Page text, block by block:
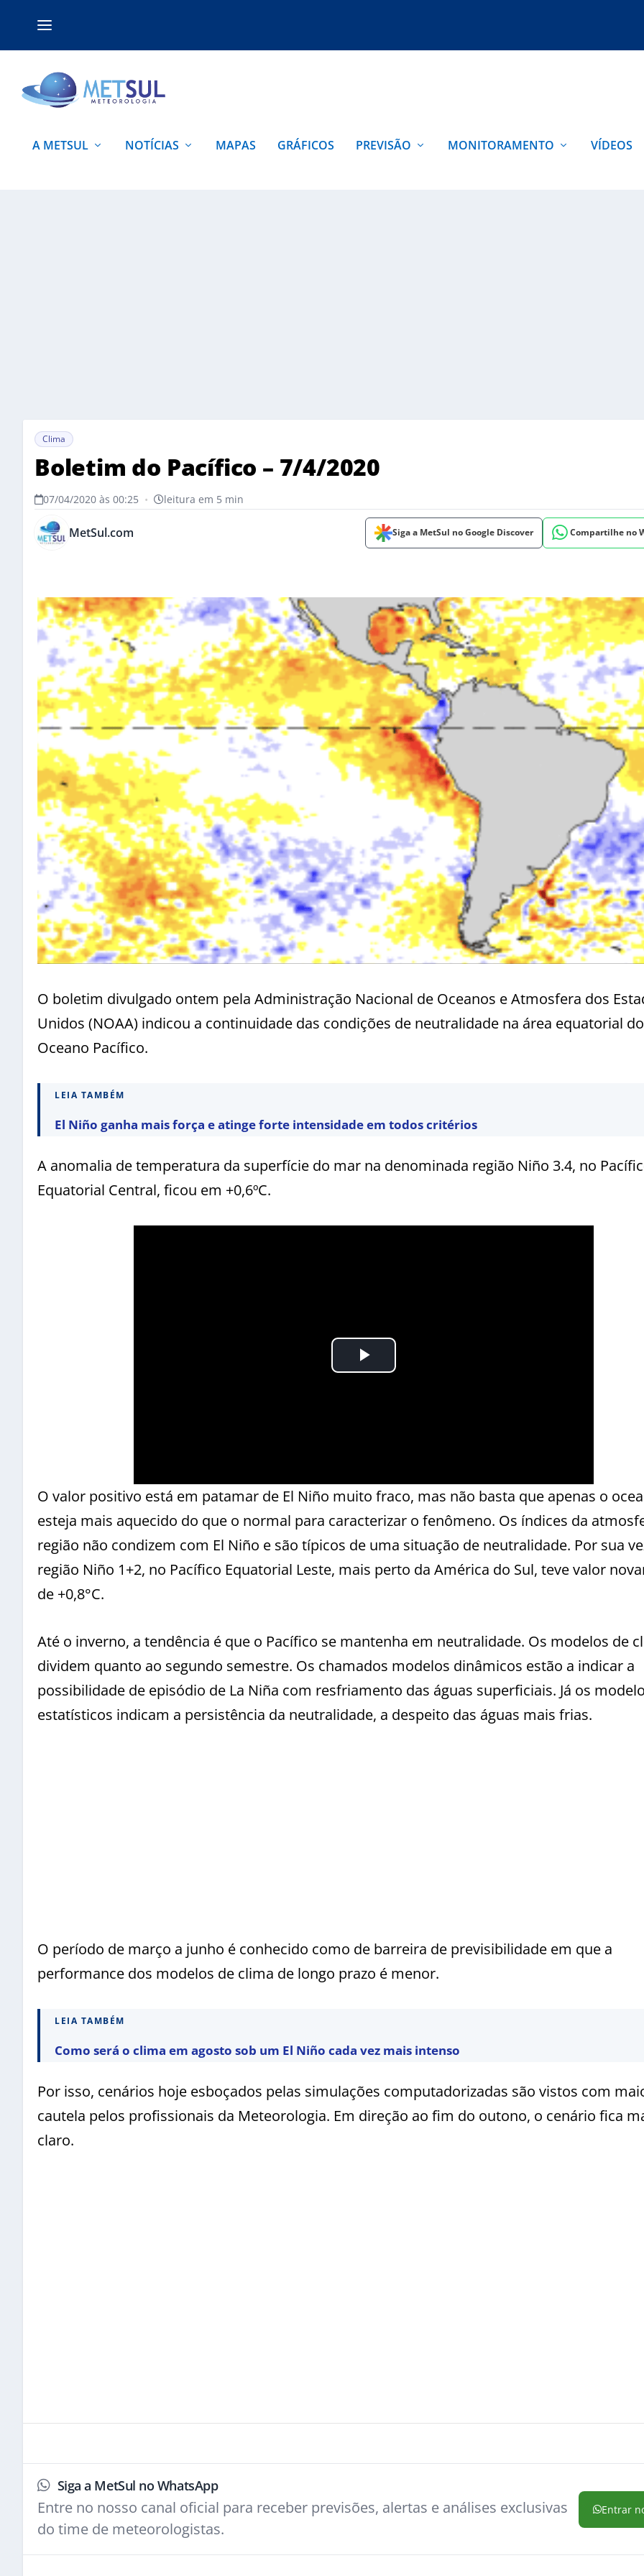
A METSUL NOTÍCIAS MAPAS GRÁFICOS PREVISÃO MONITORAMENTO VÍDEOS
Clima
Boletim do Pacífico – 7/4/2020
07/04/2020 às 00:25 • leitura em 5 min
MetSul.com Siga a MetSul no Google Discover Compartilhe no
O boletim divulgado ontem pela Administração Nacional de Oceanos e Atmosfera dos
Unidos (NOAA) indicou a continuidade das condições de neutralidade na área equatorial do
Oceano Pacífico.
LEIA TAMBÉM
El Niño ganha mais força e atinge forte intensidade em todos critérios
A anomalia de temperatura da superfície do mar na denominada região Niño 3.4, no
Equatorial Central, ficou em +0,6ºC.
O valor positivo está em patamar de El Niño muito fraco, mas não basta que apenas o
esteja mais aquecido do que o normal para caracterizar o fenômeno. Os índices da
região não condizem com El Niño e são típicos de uma situação de neutralidade. Por sua
região Niño 1+2, no Pacífico Equatorial Leste, mais perto da América do Sul, teve valor
de +0,8°C.
Até o inverno, a tendência é que o Pacífico se mantenha em neutralidade. Os modelos de
dividem quanto ao segundo semestre. Os chamados modelos dinâmicos estão a indicar a
possibilidade de episódio de La Niña com resfriamento das águas superficiais. Já os
estatísticos indicam a persistência da neutralidade, a despeito das águas mais frias.
O período de março a junho é conhecido como de barreira de previsibilidade em que a
performance dos modelos de clima de longo prazo é menor.
LEIA TAMBÉM
Como será o clima em agosto sob um El Niño cada vez mais intenso
Por isso, cenários hoje esboçados pelas simulações computadorizadas são vistos com
cautela pelos profissionais da Meteorologia. Em direção ao fim do outono, o cenário fica
claro.
Siga a MetSul no WhatsApp
Entre no nosso canal oficial para receber previsões, alertas e análises exclusivas
do time de meteorologistas.
Entrar